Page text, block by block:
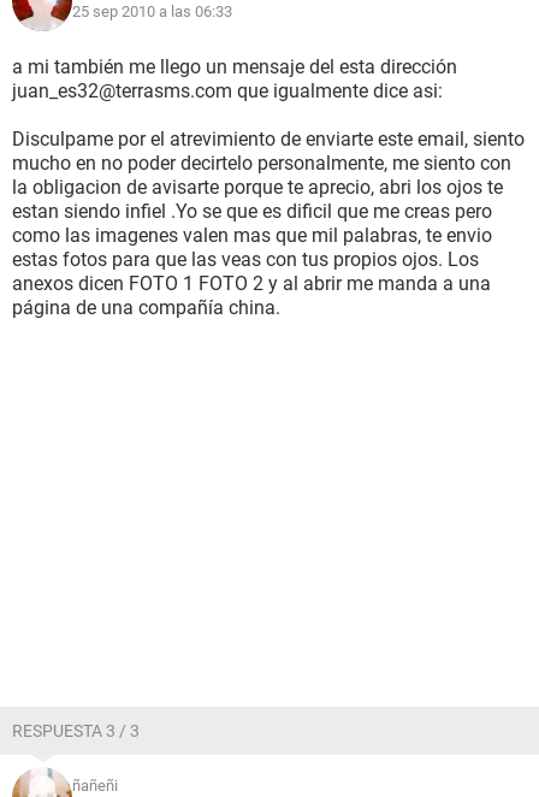
25 sep 2010 a las 06:33
a mi también me llego un mensaje del esta dirección
juan_es32@terrasms.com que igualmente dice asi:
Disculpame por el atrevimiento de enviarte este email, siento
mucho en no poder decirtelo personalmente, me siento con
la obligacion de avisarte porque te aprecio, abri los ojos te
estan siendo infiel .Yo se que es dificil que me creas pero
como las imagenes valen mas que mil palabras, te envio
estas fotos para que las veas con tus propios ojos. Los
anexos dicen FOTO 1 FOTO 2 y al abrir me manda a una
página de una compañía china.
RESPUESTA 3 / 3
ñañeñi